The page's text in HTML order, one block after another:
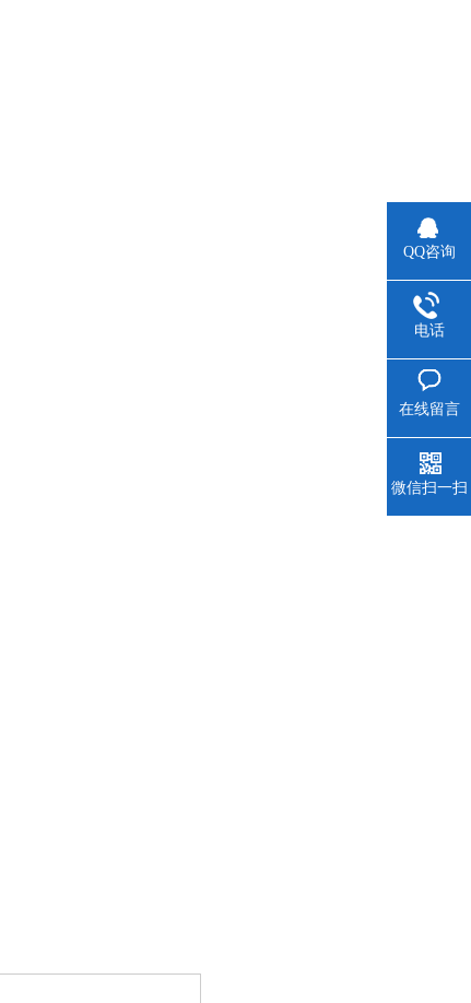
QQ咨询
电话
在线留言
微信扫一扫